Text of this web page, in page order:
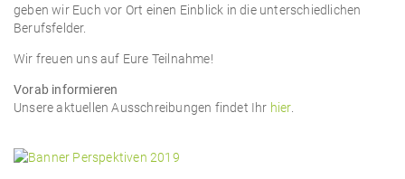
geben wir Euch vor Ort einen Einblick in die unterschiedlichen
Berufsfelder.
Wir freuen uns auf Eure Teilnahme!
Vorab informieren
Unsere aktuellen Ausschreibungen findet Ihr hier.